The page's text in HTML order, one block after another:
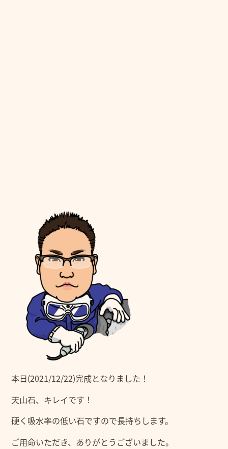
本日(2021/12/22)完成となりました！
天山石、キレイです！
硬く吸水率の低い石ですので長持ちします。
ご用命いただき、ありがとうございました。